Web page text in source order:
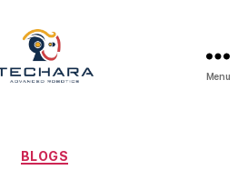
Menu
Categories
BLOGS